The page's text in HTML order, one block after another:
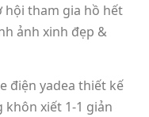
hội tham gia hồ hết
ảnh xinh đẹp &
điện yadea thiết kế
xiết 1-1 giản